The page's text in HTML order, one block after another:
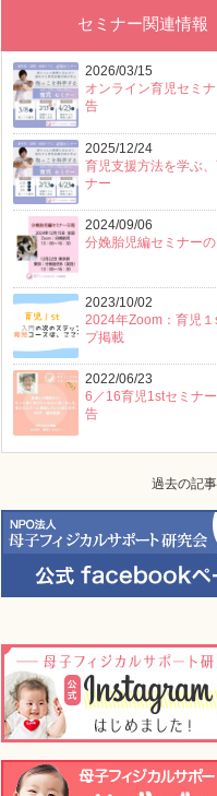
セミナー関連情報
2026/03/15
オンライン育児セミ
告
2025/12/24
育児支援方法を学ぶ、
ナー
2024/09/06
分娩胎児編セミナー
2023/10/02
2024年Zoom：育児１
プ掲載
2022/06/23
6／16育児1stセミナ
告
過去の記